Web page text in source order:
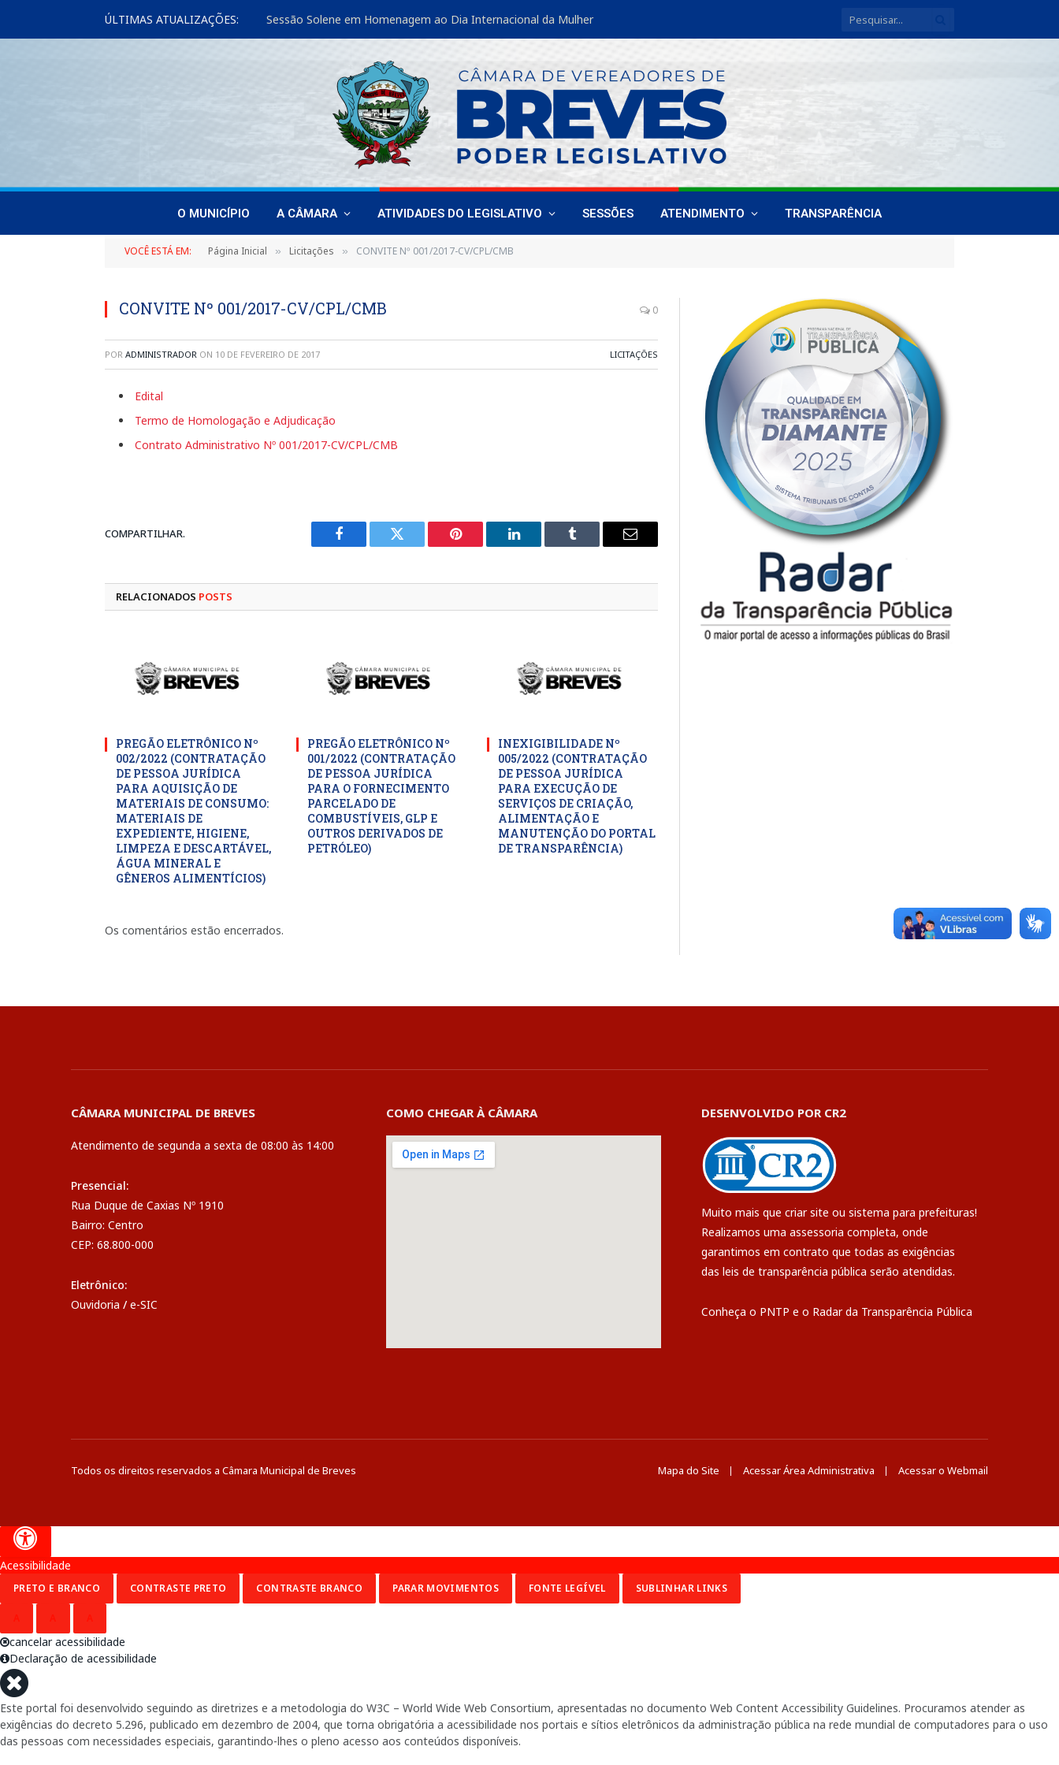
ÚLTIMAS ATUALIZAÇÕES: Sessão Solene em Homenagem ao Dia Internacional da Mulher
O MUNICÍPIO A CÂMARA ATIVIDADES DO LEGISLATIVO SESSÕES ATENDIMENTO TRANSPARÊNCIA
VOCÊ ESTÁ EM: Página Inicial » Licitações » CONVITE Nº 001/2017-CV/CPL/CMB
CONVITE Nº 001/2017-CV/CPL/CMB 0
POR ADMINISTRADOR ON 10 DE FEVEREIRO DE 2017 LICITAÇÕES
Edital
Termo de Homologação e Adjudicação
Contrato Administrativo Nº 001/2017-CV/CPL/CMB
COMPARTILHAR.
Facebook Twitter Pinterest LinkedIn Tumblr
E-
RELACIONADOS POSTS
PREGÃO ELETRÔNICO Nº
002/2022 (CONTRATAÇÃO
DE PESSOA JURÍDICA
PARA AQUISIÇÃO DE
MATERIAIS DE CONSUMO:
MATERIAIS DE
EXPEDIENTE, HIGIENE,
LIMPEZA E DESCARTÁVEL,
ÁGUA MINERAL E
GÊNEROS ALIMENTÍCIOS)
PREGÃO ELETRÔNICO Nº
001/2022 (CONTRATAÇÃO
DE PESSOA JURÍDICA
PARA O FORNECIMENTO
PARCELADO DE
COMBUSTÍVEIS, GLP E
OUTROS DERIVADOS DE
PETRÓLEO)
INEXIGIBILIDADE Nº
005/2022 (CONTRATAÇÃO
DE PESSOA JURÍDICA
PARA EXECUÇÃO DE
SERVIÇOS DE CRIAÇÃO,
ALIMENTAÇÃO E
MANUTENÇÃO DO PORTAL
DE TRANSPARÊNCIA)
Os comentários estão encerrados.
CÂMARA MUNICIPAL DE BREVES
Atendimento de segunda a sexta de 08:00 às 14:00
Presencial:
Rua Duque de Caxias Nº 1910
Bairro: Centro
CEP: 68.800-000
Eletrônico:
Ouvidoria / e-SIC
COMO CHEGAR À CÂMARA DESENVOLVIDO POR CR2
Muito mais que criar site ou sistema para prefeituras!
Realizamos uma assessoria completa, onde
garantimos em contrato que todas as exigências
das leis de transparência pública serão atendidas.
Conheça o PNTP e o Radar da Transparência Pública
Todos os direitos reservados a Câmara Municipal de Breves Mapa do Site Acessar Área Administrativa Acessar o Webmail
Acessibilidade
PRETO E BRANCO CONTRASTE PRETO CONTRASTE BRANCO PARAR MOVIMENTOS FONTE LEGÍVEL SUBLINHAR LINKS
cancelar acessibilidade
Declaração de acessibilidade
Este portal foi desenvolvido seguindo as diretrizes e a metodologia do W3C – World Wide Web Consortium, apresentadas no documento Web Content Accessibility Guidelines. Procuramos atender as
exigências do decreto 5.296, publicado em dezembro de 2004, que torna obrigatória a acessibilidade nos portais e sítios eletrônicos da administração pública na rede mundial de computadores para o uso
das pessoas com necessidades especiais, garantindo-lhes o pleno acesso aos conteúdos disponíveis.